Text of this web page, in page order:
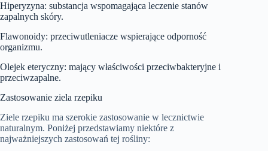
Hiperyzyna: substancja wspomagająca leczenie stanów
zapalnych skóry.
Flawonoidy: przeciwutleniacze wspierające odporność
organizmu.
Olejek eteryczny: mający właściwości przeciwbakteryjne i
przeciwzapalne.
Zastosowanie ziela rzepiku
Ziele rzepiku ma szerokie zastosowanie w lecznictwie
naturalnym. Poniżej przedstawiamy niektóre z
najważniejszych zastosowań tej rośliny: